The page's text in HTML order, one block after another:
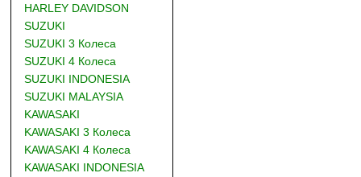
HARLEY DAVIDSON
SUZUKI
SUZUKI 3 Колеса
SUZUKI 4 Колеса
SUZUKI INDONESIA
SUZUKI MALAYSIA
KAWASAKI
KAWASAKI 3 Колеса
KAWASAKI 4 Колеса
KAWASAKI INDONESIA